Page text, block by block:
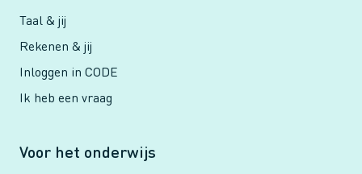
Taal & jij
Rekenen & jij
Inloggen in CODE
Ik heb een vraag
Voor het onderwijs